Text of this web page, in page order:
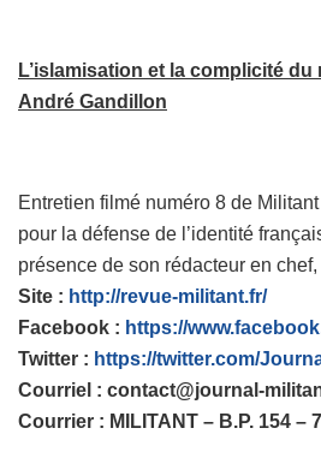
L’islamisation et la complicité du
André Gandillon
Entretien filmé numéro 8 de
pour la défense de l’identité
présence de son rédacteur en
Site : http://revue-militant.fr/
Facebook : https://
Twitter : https://twitter.com/
Courriel : contact@journal-
Courrier : MILITANT – B.P. 154 –